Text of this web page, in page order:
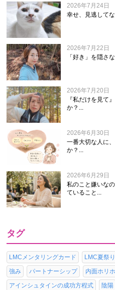
2026年7月24日
幸せ、見逃して
2026年7月22日
「好き」を隠さ
2026年7月20日
『私だけを見て
か？...
2026年6月30日
一番大切な人に
か？...
2026年6月29日
私のこと嫌いな
ていること...
タグ
LMCメンタリングカード LMC夏祭り
強み
パートナーシップ
内面ホリ
アインシュタインの成功方程式
陰陽